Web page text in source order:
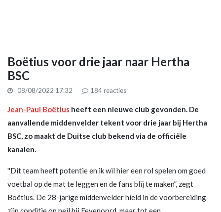
Boëtius voor drie jaar naar Hertha
BSC
08/08/2022 17:32 184reacties
Jean-Paul Boëtius heeft een nieuwe club gevonden. De
aanvallende middenvelder tekent voor drie jaar bij Hertha
BSC, zo maakt de Duitse club bekend via de officiële
kanalen.
''Dit team heeft potentie en ik wil hier een rol spelen om goed
voetbal op de mat te leggen en de fans blij te maken”, zegt
Boëtius. De 28-jarige middenvelder hield in de voorbereiding